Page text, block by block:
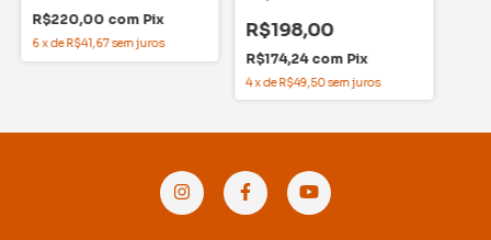
R$220,00 com Pix
6xde R$41,67sem juros
R$198,00
R$174,24 com Pix
4xdeR$49,50sem juros